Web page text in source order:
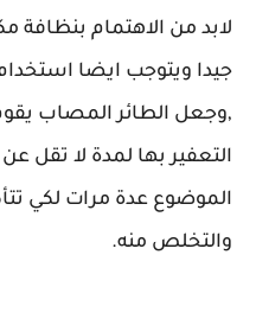
لابد من الاهتمام بنظافة
جيدا ويتوجب ايضا استخدام
,وجعل الطائر المصاب
الموضوع عدة مرات لكي
والتخلص منه.